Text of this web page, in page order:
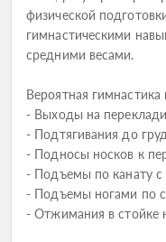
физической
гимнастическими
средними весами.
Вероятная гимнастика
- Выходы на
- Подтягивания до
- Подносы носков к
- Подъемы по канату с
- Подъемы ногами по
- Отжимания в стойке